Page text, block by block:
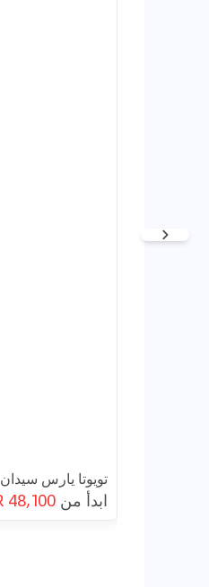
تويوتا يارس سيدان
ابدأ من 48,100 SAR